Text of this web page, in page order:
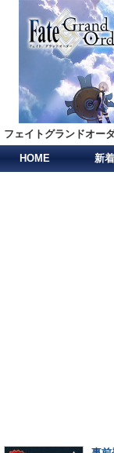
フェイトグランドオー
HOME 新着